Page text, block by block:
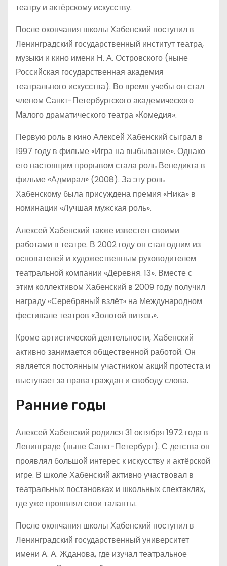
театру и актёрскому искусству.
После окончания школы Хабенский поступил в
Ленинградский государственный институт театра,
музыки и кино имени Н. А. Островского (ныне
Российская государственная академия
театрального искусства). Во время учебы он стал
членом Санкт-Петербургского академического
Малого драматического театра «Комедия».
Первую роль в кино Алексей Хабенский сыграл в
1997 году в фильме «Игра на выбывание». Однако
его настоящим прорывом стала роль Венедикта в
фильме «Адмирал» (2008). За эту роль
Хабенскому была присуждена премия «Ника» в
номинации «Лучшая мужская роль».
Алексей Хабенский также известен своими
работами в театре. В 2002 году он стал одним из
основателей и художественным руководителем
театральной компании «Деревня. 13». Вместе с
этим коллективом Хабенский в 2009 году получил
награду «Серебряный взлёт» на Международном
фестивале театров «Золотой витязь».
Кроме артистической деятельности, Хабенский
активно занимается общественной работой. Он
является постоянным участником акций протеста и
выступает за права граждан и свободу слова.
Ранние годы
Алексей Хабенский родился 31 октября 1972 года в
Ленинграде (ныне Санкт-Петербург). С детства он
проявлял большой интерес к искусству и актёрской
игре. В школе Хабенский активно участвовал в
театральных постановках и школьных спектаклях,
где уже проявлял свои таланты.
После окончания школы Хабенский поступил в
Ленинградский государственный университет
имени А. А. Жданова, где изучал театральное